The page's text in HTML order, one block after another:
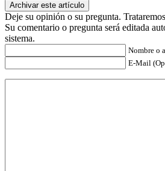
Archivar este artículo
Deje su opinión o su pregunta.
Su comentario o pregunta será editada
sistema.
Nombre o
E-Mail